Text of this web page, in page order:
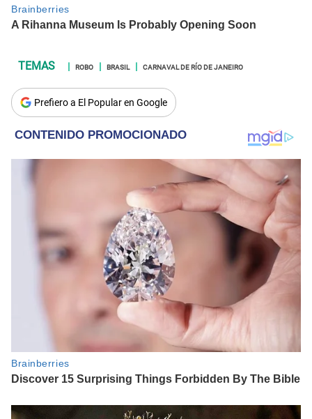
ROBO BRASIL CARNAVAL DE RÍO DE JANEIRO
Prefiero a El Popular en Google